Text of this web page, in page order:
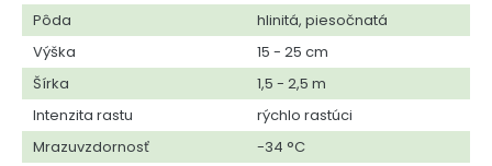
Pôda
hlinitá, piesočnatá
Výška
15 - 25 cm
Šírka
1,5 - 2,5 m
Intenzita rastu
rýchlo rastúci
Mrazuvzdornosť
-34 °C